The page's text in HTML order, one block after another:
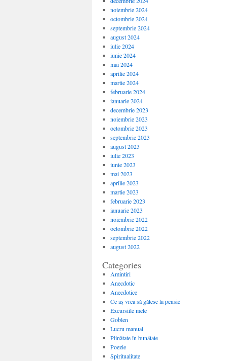
noiembrie 2024
octombrie 2024
septembrie 2024
august 2024
iulie 2024
iunie 2024
mai 2024
aprilie 2024
martie 2024
februarie 2024
ianuarie 2024
decembrie 2023
noiembrie 2023
octombrie 2023
septembrie 2023
august 2023
iulie 2023
iunie 2023
mai 2023
aprilie 2023
martie 2023
februarie 2023
ianuarie 2023
noiembrie 2022
octombrie 2022
septembrie 2022
august 2022
Categories
Amintiri
Anecdotic
Anecdotice
Ce aș vrea să gătesc la pensie
Excursiile mele
Goblen
Lucru manual
Plinătate în bunătate
Poezie
Spiritualitate